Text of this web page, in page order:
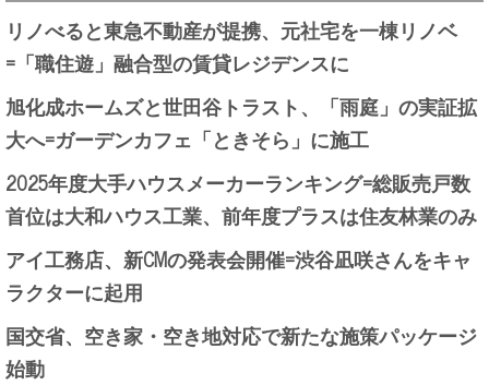
リノべると東急不動産が提携、元社宅を一棟リノベ
=「職住遊」融合型の賃貸レジデンスに
旭化成ホームズと世田谷トラスト、「雨庭」の実証拡
大へ=ガーデンカフェ「ときそら」に施工
2025年度大手ハウスメーカーランキング=総販売戸数
首位は大和ハウス工業、前年度プラスは住友林業のみ
アイ工務店、新CMの発表会開催=渋谷凪咲さんをキャ
ラクターに起用
国交省、空き家・空き地対応で新たな施策パッケージ
始動